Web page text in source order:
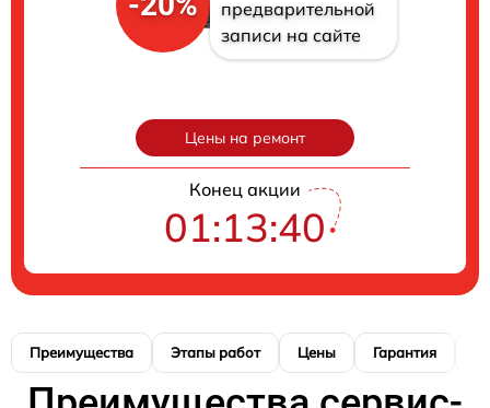
предварительной
записи на сайте
Цены на ремонт
Конец акции
01:13:39
Преимущества Этапы работ Цены Гарантия